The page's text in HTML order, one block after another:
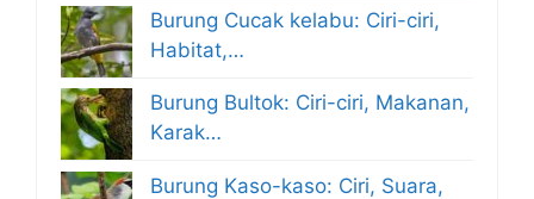
Burung Cucak kelabu: Ciri-ciri,
Habitat,…
Burung Bultok: Ciri-ciri, Makanan,
Karak…
Burung Kaso-kaso: Ciri, Suara,